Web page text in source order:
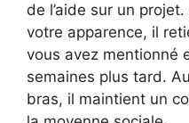
de l’aide sur un
votre apparence, il
vous avez mentionné
semaines plus tard.
bras, il maintient un